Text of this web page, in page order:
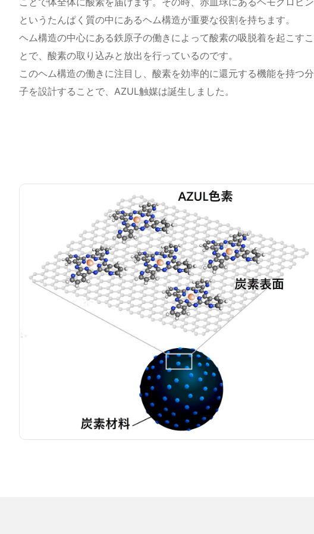
というたんぱく質の中にあるヘム構造が重要な役割を持ちます。
ヘム構造の中心にある鉄原子の働きによって酸素の吸脱着を起こすこ
とで、酸素の取り込みと放出を行っているのです。
このヘム構造の働きに注目し、酸素を効率的に還元する機能を持つ分
子を設計することで、AZUL触媒は誕生しました。